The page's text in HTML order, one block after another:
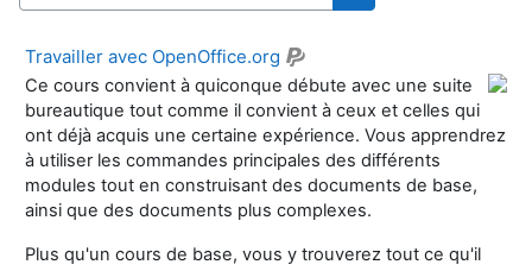
Chercher dans les
Travailler avec OpenOffice.org
Ce cours convient à quiconque débute avec une suite
bureautique tout comme il convient à ceux et celles qui
ont déjà acquis une certaine expérience. Vous apprendrez
à utiliser les commandes principales des différents
modules tout en construisant des documents de base,
ainsi que des documents plus complexes.
Plus qu'un cours de base, vous y trouverez tout ce qu'il